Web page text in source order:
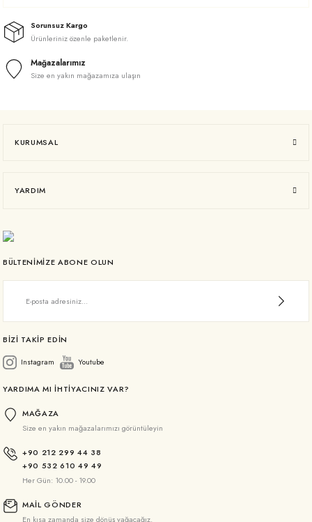
Sorunsuz Kargo
Ürünleriniz özenle paketlenir.
Mağazalarımız
Size en yakın mağazamıza ulaşın
KURUMSAL
YARDIM
BÜLTENİMİZE ABONE OLUN
BİZİ TAKİP EDİN
Instagram
Youtube
YARDIMA MI İHTİYACINIZ VAR?
MAĞAZA
Size en yakın mağazalarımızı görüntüleyin
+90 212 299 44 38
+90 532 610 49 49
Her Gün: 10.00 - 19.00
MAİL GÖNDER
En kısa zamanda size dönüş yağacağız.